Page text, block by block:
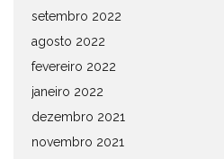
setembro 2022
agosto 2022
fevereiro 2022
janeiro 2022
dezembro 2021
novembro 2021